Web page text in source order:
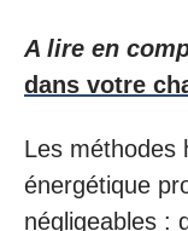
A lire en
dans votre
Les méthodes
énergétique
négligeables :